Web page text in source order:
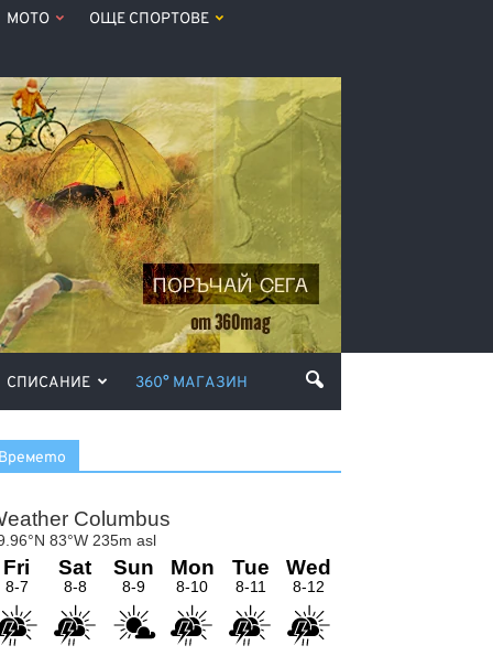
МОТО ОЩЕ СПОРТОВЕ
СПИСАНИЕ 360° МАГАЗИН